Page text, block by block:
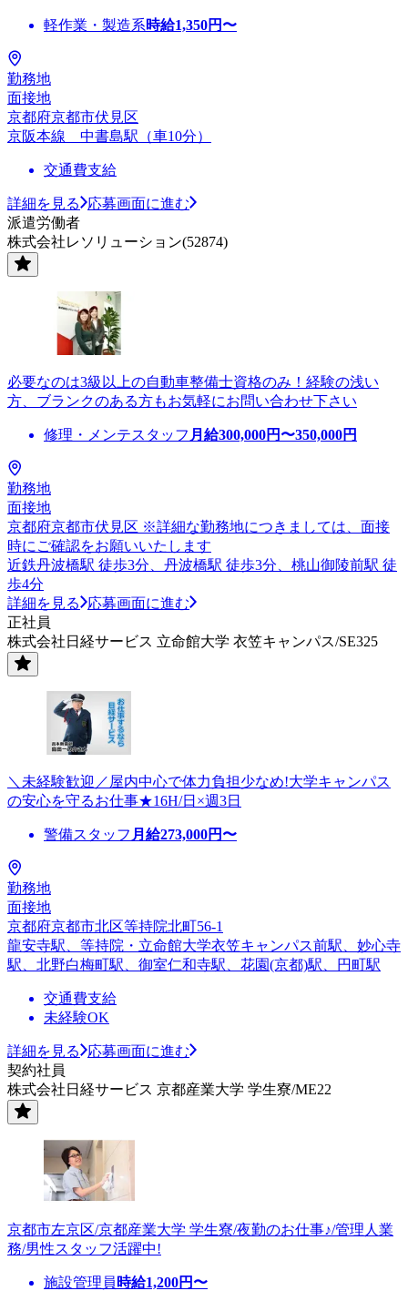
軽作業・製造系時給1,350円〜
勤務地
面接地
京都府京都市伏見区
京阪本線 中書島駅（車10分）
交通費支給
詳細を見る
応募画面に進む
派遣労働者
株式会社レソリューション(52874)
必要なのは3級以上の自動車整備士資格のみ！経験の浅い
方、ブランクのある方もお気軽にお問い合わせ下さい
修理・メンテスタッフ 月給300,000円〜350,000円
勤務地
面接地
京都府京都市伏見区 ※詳細な勤務地につきましては、面接
時にご確認をお願いいたします
近鉄丹波橋駅 徒歩3分、丹波橋駅 徒歩3分、桃山御陵前駅 徒
歩4分
詳細を見る
応募画面に進む
正社員
株式会社日経サービス 立命館大学 衣笠キャンパス/SE325
＼未経験歓迎／屋内中心で体力負担少なめ!大学キャンパス
の安心を守るお仕事★16H/日×週3日
警備スタッフ 月給273,000円〜
勤務地
面接地
京都府京都市北区等持院北町56-1
龍安寺駅、等持院・立命館大学衣笠キャンパス前駅、妙心寺
駅、北野白梅町駅、御室仁和寺駅、花園(京都)駅、円町駅
交通費支給
未経験OK
詳細を見る
応募画面に進む
契約社員
株式会社日経サービス 京都産業大学 学生寮/ME22
京都市左京区/京都産業大学 学生寮/夜勤のお仕事♪/管理人業
務/男性スタッフ活躍中!
施設管理員 時給1,200円〜